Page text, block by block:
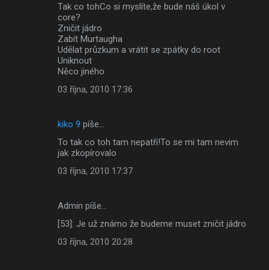
Tak co tohCo si myslíte,že bude náš úkol v
core?
Zničit jádro
Zabít Murtaugha
Udělat průzkum a vrátit se zpátky do root
Uniknout
Něco jiného
03 října, 2010 17:36
kiko 9 píše…
To tak co toh tam nepatří!To se mi tam nevim
jak zkopírovalo
03 října, 2010 17:37
Admin píše…
[53]: Je už známo že budeme muset zničit jádro
03 října, 2010 20:28